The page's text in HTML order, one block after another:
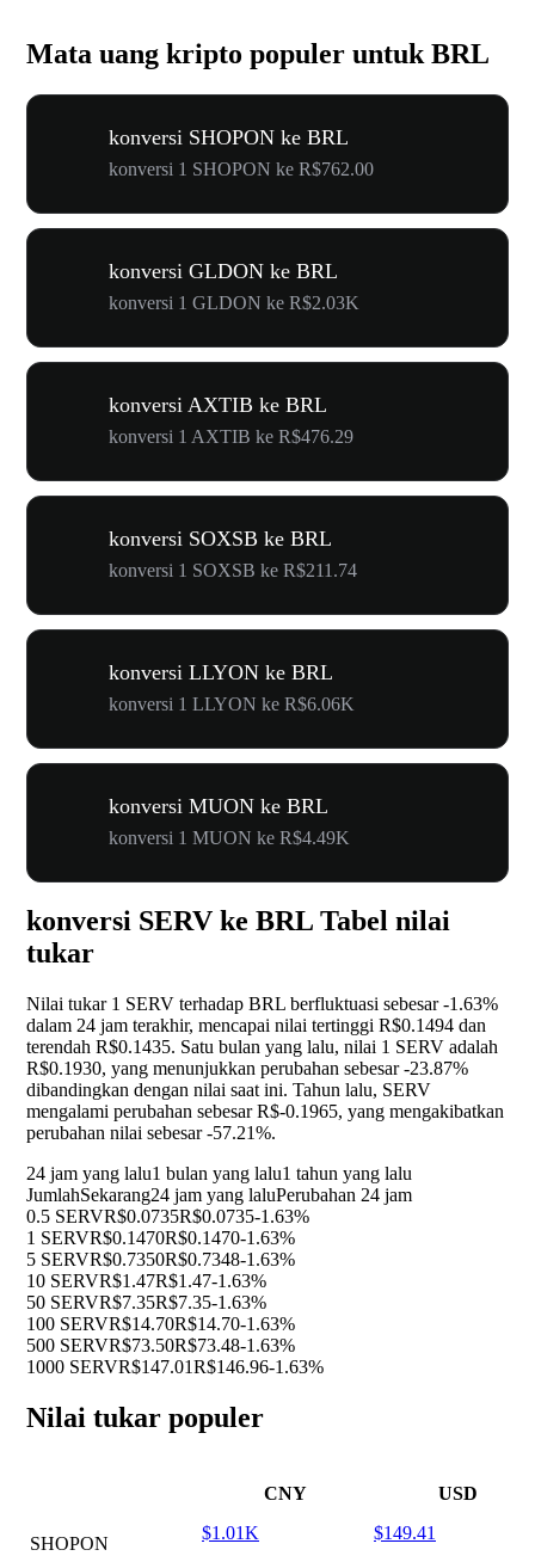
Mata uang kripto populer untuk BRL
konversi SHOPON ke BRL
konversi 1 SHOPON ke R$762.00
konversi GLDON ke BRL
konversi 1 GLDON ke R$2.03K
konversi AXTIB ke BRL
konversi 1 AXTIB ke R$476.29
konversi SOXSB ke BRL
konversi 1 SOXSB ke R$211.74
konversi LLYON ke BRL
konversi 1 LLYON ke R$6.06K
konversi MUON ke BRL
konversi 1 MUON ke R$4.49K
konversi SERV ke BRL Tabel nilai
tukar
Nilai tukar 1 SERV terhadap BRL berfluktuasi sebesar-1.63%
dalam 24 jam terakhir, mencapai nilai tertinggi R$0.1494 dan
terendah R$0.1435. Satu bulan yang lalu, nilai 1 SERV adalah
R$0.1930, yang menunjukkan perubahan sebesar-23.87%
dibandingkan dengan nilai saat ini. Tahun lalu, SERV
mengalami perubahan sebesar R$-0.1965, yang mengakibatkan
perubahan nilai sebesar-57.21%.
24 jam yang lalu1 bulan yang lalu1 tahun yang lalu
JumlahSekarang24 jam yang laluPerubahan 24 jam
0.5 SERVR$0.0735R$0.0735-1.63%
1 SERVR$0.1470R$0.1470-1.63%
5 SERVR$0.7350R$0.7348-1.63%
10 SERVR$1.47R$1.47-1.63%
50 SERVR$7.35R$7.35-1.63%
100 SERVR$14.70R$14.70-1.63%
500 SERVR$73.50R$73.48-1.63%
1000 SERVR$147.01R$146.96-1.63%
Nilai tukar populer
CNY USD
SHOPON
$1.01K $149.41